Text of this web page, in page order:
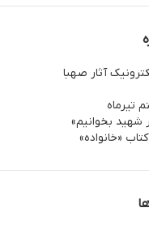
آثار صهبا
تیرماه
شهید بخوانیم»
«خانواده»